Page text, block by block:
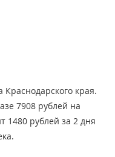
Краснодарского края.
7908 рублей на
рублей за 2 дня